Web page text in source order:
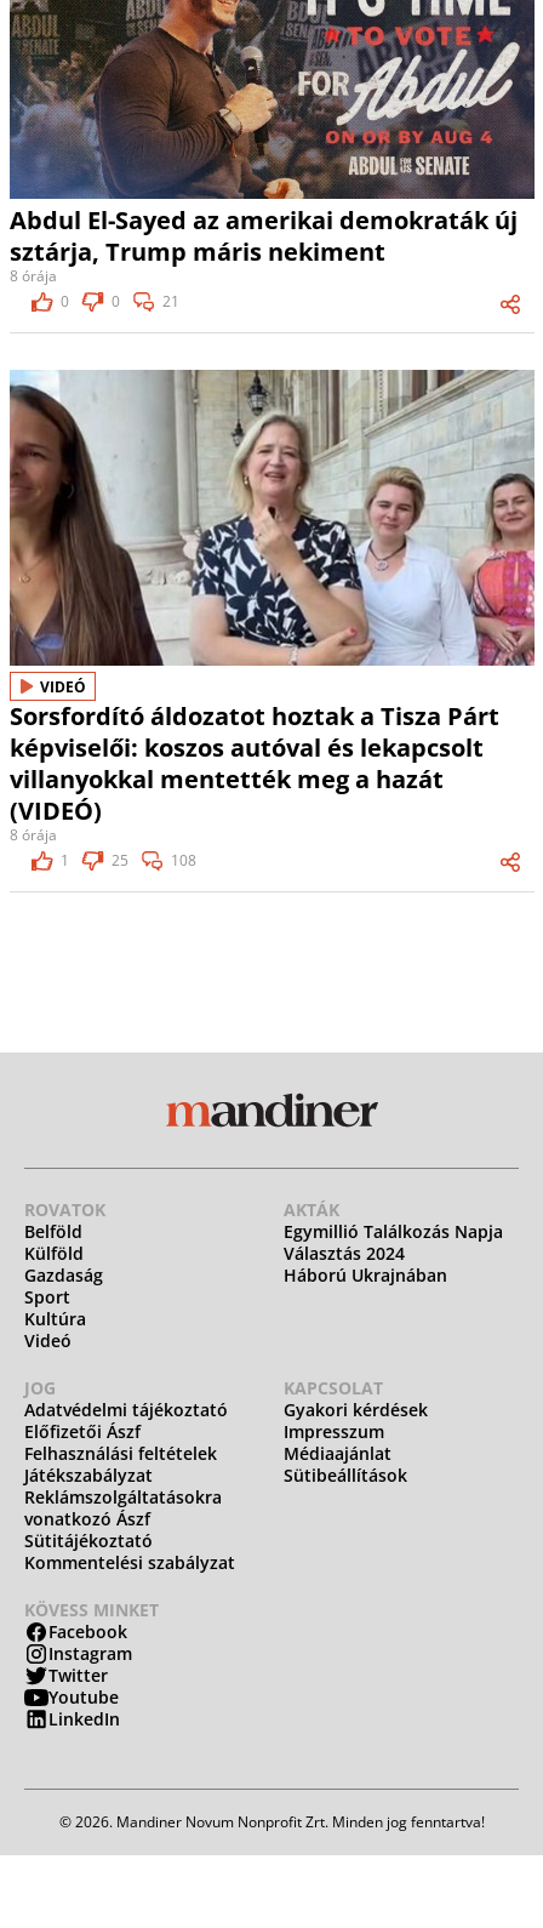
Abdul El-Sayed az amerikai demokraták új
sztárja, Trump máris nekiment
8 órája
0
0 21
VIDEÓ
Sorsfordító áldozatot hoztak a Tisza Párt
képviselői: koszos autóval és lekapcsolt
villanyokkal mentették meg a hazát
(VIDEÓ)
8 órája
1
25 108
ROVATOK
Belföld
Külföld
Gazdaság
Sport
Kultúra
Videó
AKTÁK
Egymillió Találkozás Napja
Választás 2024
Háború Ukrajnában
JOG
Adatvédelmi tájékoztató
Előfizetői Ászf
Felhasználási feltételek
Játékszabályzat
Reklámszolgáltatásokra
vonatkozó Ászf
Sütitájékoztató
Kommentelési szabályzat
KAPCSOLAT
Gyakori kérdések
Impresszum
Médiaajánlat
Sütibeállítások
KÖVESS MINKET
Facebook
Instagram
Twitter
Youtube
LinkedIn
© 2026. Mandiner Novum Nonprofit Zrt. Minden jog fenntartva!